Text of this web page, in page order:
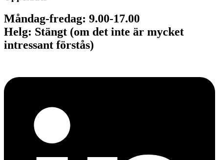
Måndag-fredag: 9.00-17.00
Helg: Stängt (om det inte är mycket
intressant förstås)